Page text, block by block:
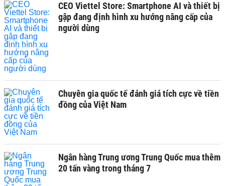
CEO Viettel Store: Smartphone AI và thiết bị
gập đang định hình xu hướng nâng cấp của
người dùng
Chuyên gia quốc tế đánh giá tích cực về tiền
đồng của Việt Nam
Ngân hàng Trung ương Trung Quốc mua thêm
20 tấn vàng trong tháng 7